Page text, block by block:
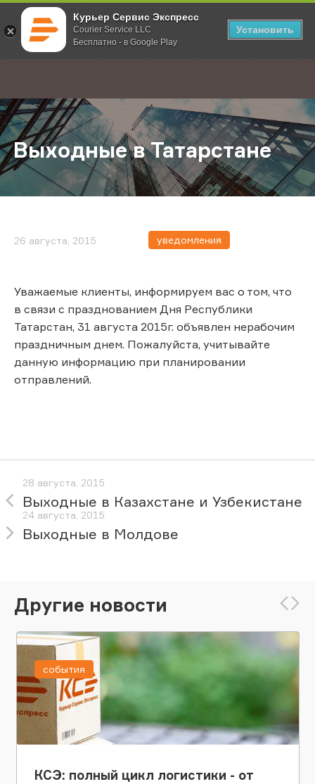
Курьер Сервис Экспресс
Courier Service LLC
Бесплатно - в Google Play
Установить
; Главная О компании Новости Выходные в Татарстане
Выходные в Татарстане
26 августа, 2015 уведомления
Уважаемые клиенты, информируем вас о том, что
в связи с празднованием Дня Республики
Татарстан, 31 августа 2015г. объявлен нерабочим
праздничным днем. Пожалуйста, учитывайте
данную информацию при планировании
отправлений.
28 августа, 2015
Выходные в Казахстане и Узбекистане
24 августа, 2015
Выходные в Молдове
Другие новости
КСЭ: полный цикл логистики - от
события